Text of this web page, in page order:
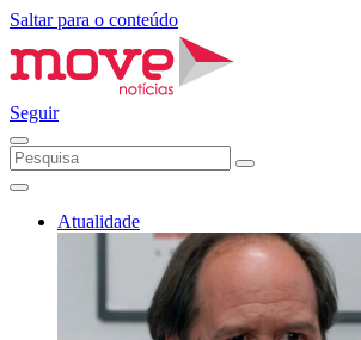
Saltar para o conteúdo
Seguir
Atualidade